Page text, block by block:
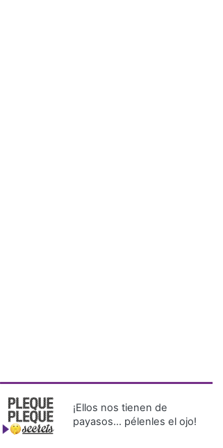
¡Ellos nos tienen de
payasos… pélenles el ojo!